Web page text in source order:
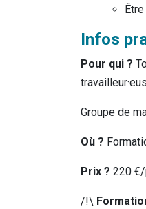
Infos
Pour qui ?
Groupe de
Où ?
Prix ? 220
/!\